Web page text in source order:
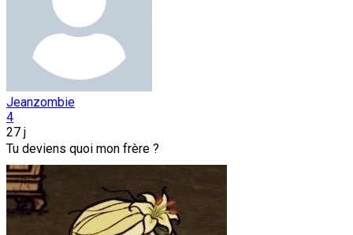
Jeanzombie
4
27 j
Tu deviens quoi mon frère ?